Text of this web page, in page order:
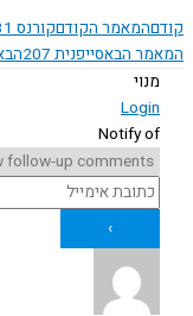
המאמר הקודםקורנס 331
הבאסייפנית 207
הבא
Notify